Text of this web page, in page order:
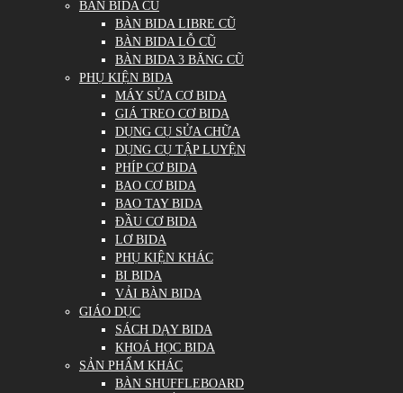
BÀN BIDA CŨ
BÀN BIDA LIBRE CŨ
BÀN BIDA LỖ CŨ
BÀN BIDA 3 BĂNG CŨ
PHỤ KIỆN BIDA
MÁY SỬA CƠ BIDA
GIÁ TREO CƠ BIDA
DỤNG CỤ SỬA CHỮA
DỤNG CỤ TẬP LUYỆN
PHÍP CƠ BIDA
BAO CƠ BIDA
BAO TAY BIDA
ĐẦU CƠ BIDA
LƠ BIDA
PHỤ KIỆN KHÁC
BI BIDA
VẢI BÀN BIDA
GIÁO DỤC
SÁCH DẠY BIDA
KHOÁ HỌC BIDA
SẢN PHẨM KHÁC
BÀN SHUFFLEBOARD